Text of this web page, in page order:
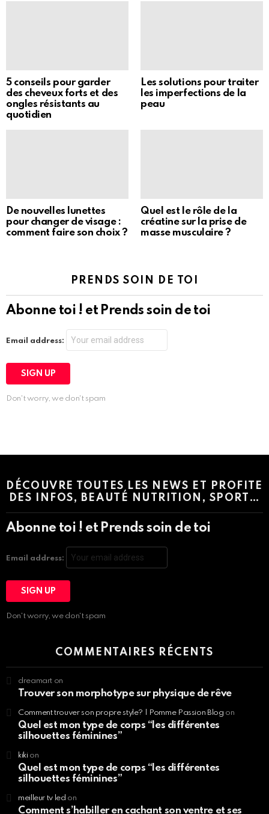
5 conseils pour garder
des cheveux forts et des
ongles résistants au
quotidien
Les solutions pour traiter
les imperfections de la
peau
De nouvelles lunettes
pour changer de visage :
comment faire son choix ?
Quel est le rôle de la
créatine sur la prise de
masse musculaire ?
PRENDS SOIN DE TOI
Abonne toi ! et Prends soin de toi
Email address:
Don't worry, we don't spam
DÉCOUVRE TOUTES LES NEWS ET PROFITE
DES INFOS, BEAUTÉ NUTRITION, SPORT…
Abonne toi ! et Prends soin de toi
Email address:
Don't worry, we don't spam
COMMENTAIRES RÉCENTS
dreamart on
Trouver son morphotype sur physique de rêve
Comment trouver son propre style? | Pomme Passion Blog on
Quel est mon type de corps “les différentes
silhouettes féminines”
kikion
Quel est mon type de corps “les différentes
silhouettes féminines”
meilleur tv led on
Comment s’habiller en cachant son ventre et ses